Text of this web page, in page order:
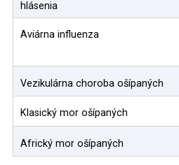
hlásenia
Aviárna influenza
Vezikulárna choroba ošípaných
Klasický mor ošípaných
Africký mor ošípaných